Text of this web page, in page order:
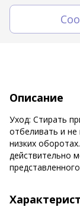
Описание
Уход: Стирать
отбеливать и
низких
действительно